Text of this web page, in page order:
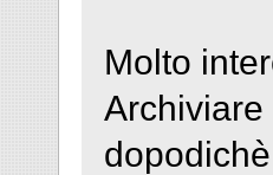
Molto